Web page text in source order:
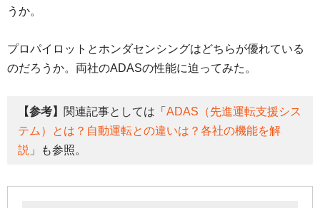
うか。
プロパイロットとホンダセンシングはどちらが優れている
のだろうか。両社のADASの性能に迫ってみた。
【参考】 関連記事としては「 ADAS（先進運転支援シス
テム）とは？自動運転との違いは？各社の機能を解
説 」も参照。